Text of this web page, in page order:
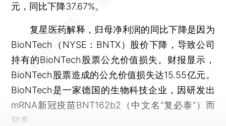
元，同比下降37.67%。
复星医药解释，归母净利润的同比下降是因为
BioNTech（NYSE：BNTX）股价下降，导致公司
持有的BioNTech股票公允价值损失。财报显示，
BioNTech股票造成的公允价值损失达15.55亿元。
BioNTech是一家德国的生物科技企业，因研发出
mRNA新冠疫苗BNT162b2（中文名“复必泰”）而
知名。